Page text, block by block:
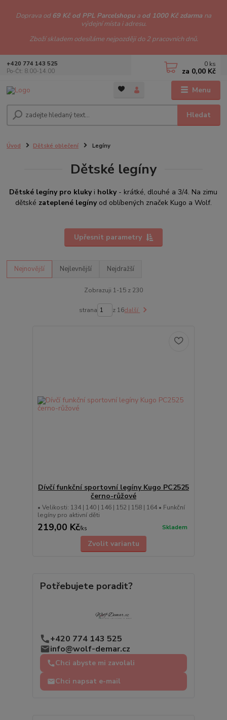
Doprava od69 Kč od PPL Parcelshopu a od 1000 Kč zdarma na
výdejní místa i adresu.
Zboží skladem odesíláme nejpozději do 2 pracovních dnů.
Menu
Hledat
+420 774 143 525
Po-Čt: 8.00-14.00
0 ks
za 0,00 Kč
Úvod Dětské oblečení Legíny
Dětské legíny
Dětské legíny pro klukyi holky- krátké, dlouhé a 3/4. Na zimu
dětské zateplené legínyod oblíbených značek Kugo a Wolf.
Upřesnit parametry
Nejnovější Nejlevnější Nejdražší
Zobrazuji 1-15 z 230
strana z 16další
Dívčí funkční sportovní legíny Kugo PC2525
černo-růžové
• Velikosti: 134 | 140 | 146 | 152 | 158 | 164 • Funkční
legíny pro aktivní děti
219,00 Kč/ks Skladem
Zvolit variantu
Potřebujete poradit?
+420 774 143 525
info@wolf-demar.cz
Chci abyste mi zavolali
Chci napsat e-mail